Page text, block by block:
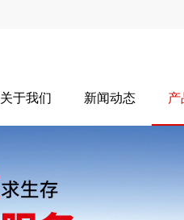
关于我们 新闻动态 产